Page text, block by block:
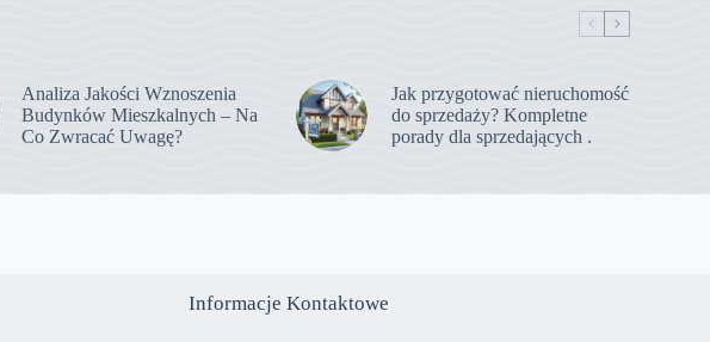
Analiza Jakości Wznoszenia
Budynków Mieszkalnych – Na
Co Zwracać Uwagę?
Jak przygotować nieruchomość
do sprzedaży? Kompletne
porady dla sprzedających .
Informacje Kontaktowe